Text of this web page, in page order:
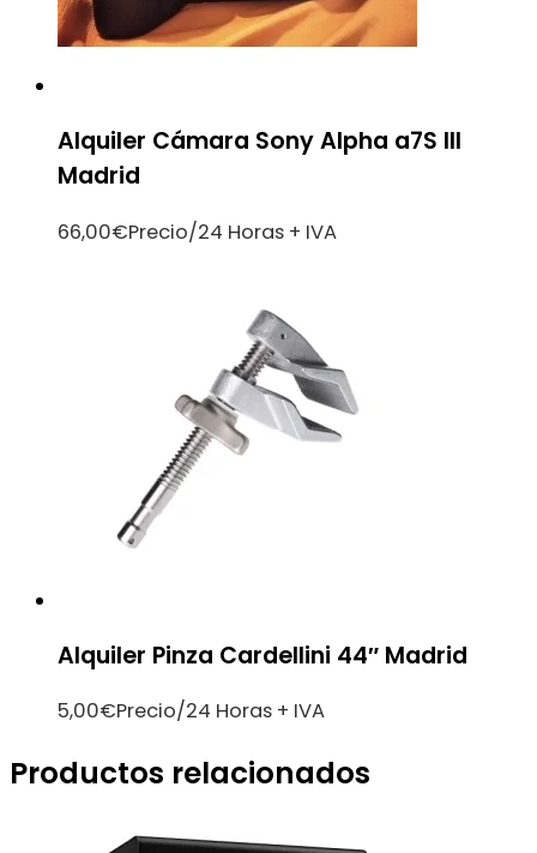
Alquiler Cámara Sony Alpha a7S III
Madrid
66,00€Precio/24 Horas + IVA
Alquiler Pinza Cardellini 44″ Madrid
5,00€Precio/24 Horas + IVA
Productos relacionados